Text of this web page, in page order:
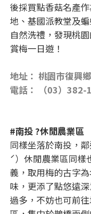
後採買點香菇名產
地、基國派教堂及
自然洗禮，發現桃
賞梅一日遊！
地址： 桃園市復興
電話： （03）382-
#南投 ?休閒農業區
同樣坐落於南投，
ˊ）休閒農業區同樣
義，取用梅的古字
味，更添了點悠遠
過多，不妨也可前